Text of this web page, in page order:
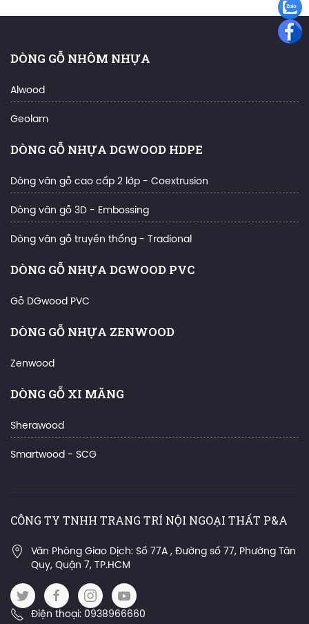
DÒNG GỖ NHÔM NHỰA
Alwood
Geolam
DÒNG GỖ NHỰA DGWOOD HDPE
Dòng vân gỗ cao cấp 2 lớp - Coextrusion
Dòng vân gỗ 3D - Embossing
Dòng vân gỗ truyền thống - Tradional
DÒNG GỖ NHỰA DGWOOD PVC
Gỗ DGwood PVC
DÒNG GỖ NHỰA ZENWOOD
Zenwood
DÒNG GỖ XI MĂNG
Sherawood
Smartwood - SCG
CÔNG TY TNHH TRANG TRÍ NỘI NGOẠI THẤT P&A
Văn Phòng Giao Dịch: Số 77A , Đường số 77, Phường Tân
Quy, Quận 7, TP.HCM
Điện thoại: 0938966660